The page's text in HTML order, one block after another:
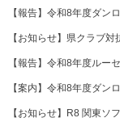
【報告】令和8年度ダン
【お知らせ】県クラブ
【報告】令和8年度ルー
【案内】令和8年度ダン
【お知らせ】R8 関東ソ